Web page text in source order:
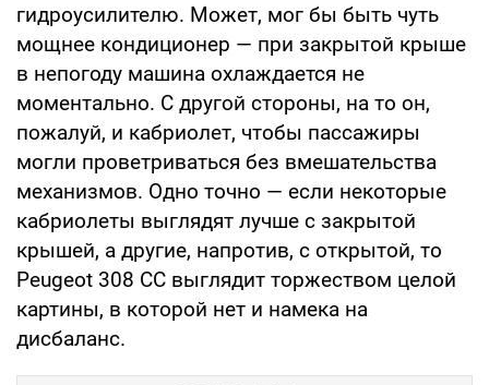
гидроусилителю. Может, мог бы быть чуть
мощнее кондиционер — при закрытой крыше
в непогоду машина охлаждается не
моментально. С другой стороны, на то он,
пожалуй, и кабриолет, чтобы пассажиры
могли проветриваться без вмешательства
механизмов. Одно точно — если некоторые
кабриолеты выглядят лучше с закрытой
крышей, а другие, напротив, с открытой, то
Peugeot 308 CC выглядит торжеством целой
картины, в которой нет и намека на
дисбаланс.